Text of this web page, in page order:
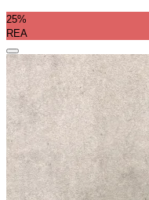
25%
REA